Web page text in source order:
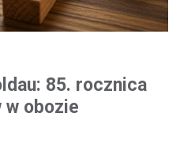
85. rocznica
obozie